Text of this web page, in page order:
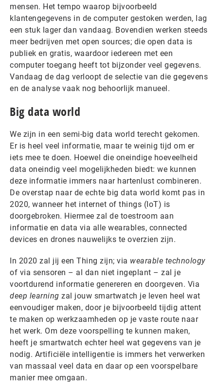
mensen. Het tempo waarop bijvoorbeeld
klantengegevens in de computer gestoken werden, lag
een stuk lager dan vandaag. Bovendien werken steeds
meer bedrijven met open sources; die open data is
publiek en gratis, waardoor iedereen met een
computer toegang heeft tot bijzonder veel gegevens.
Vandaag de dag verloopt de selectie van die gegevens
en de analyse vaak nog behoorlijk manueel.
Big data world
We zijn in een semi-big data world terecht gekomen.
Er is heel veel informatie, maar te weinig tijd om er
iets mee te doen. Hoewel die oneindige hoeveelheid
data oneindig veel mogelijkheden biedt: we kunnen
deze informatie immers naar hartenlust combineren.
De overstap naar de echte big data world komt pas in
2020, wanneer het internet of things (IoT) is
doorgebroken. Hiermee zal de toestroom aan
informatie en data via alle wearables, connected
devices en drones nauwelijks te overzien zijn.
In 2020 zal jij een Thing zijn; via wearable technology
of via sensoren – al dan niet ingeplant – zal je
voortdurend informatie genereren en doorgeven. Via
deep learning zal jouw smartwatch je leven heel wat
eenvoudiger maken, door je bijvoorbeeld tijdig attent
te maken op werkzaamheden op je vaste route naar
het werk. Om deze voorspelling te kunnen maken,
heeft je smartwatch echter heel wat gegevens van je
nodig. Artificiële intelligentie is immers het verwerken
van massaal veel data en daar op een voorspelbare
manier mee omgaan.